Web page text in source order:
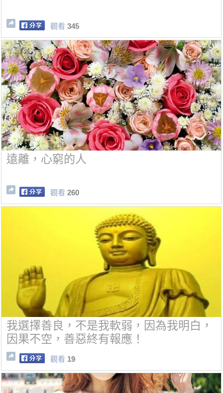
觀看 345
遠離，心窮的人
觀看 260
我選擇善良，不是我軟弱，因為我明白，
因果不空，善惡終有報應！
觀看 19